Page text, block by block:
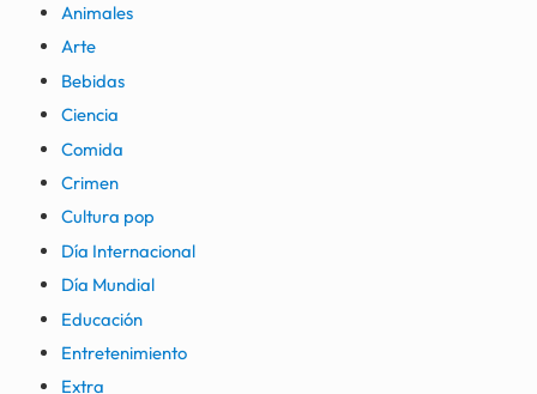
Animales
Arte
Bebidas
Ciencia
Comida
Crimen
Cultura pop
Día Internacional
Día Mundial
Educación
Entretenimiento
Extra